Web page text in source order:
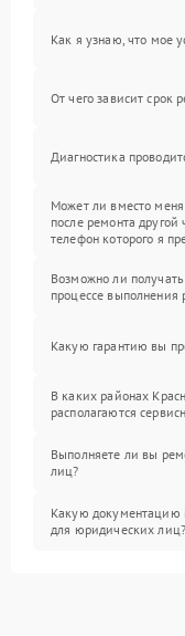
Как я узнаю, что мое
От чего зависит срок
Диагностика
Может ли вместо меня
после ремонта другой
телефон которого я
Возможно ли
процессе выполнения
Какую гарантию вы
В каких районах
располагаются
Выполняете ли вы
лиц?
Какую документацию
для юридических лиц?